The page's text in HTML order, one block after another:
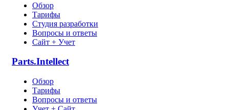
Обзор
Тарифы
Студия разработки
Вопросы и ответы
Сайт + Учет
Parts.Intellect
Обзор
Тарифы
Вопросы и ответы